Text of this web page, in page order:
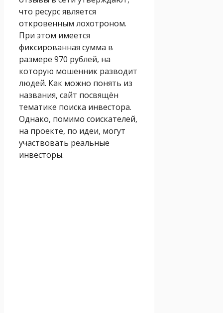
что ресурс является
откровенным лохотроном.
При этом имеется
фиксированная сумма в
размере 970 рублей, на
которую мошенник разводит
людей. Как можно понять из
названия, сайт посвящён
тематике поиска инвестора.
Однако, помимо соискателей,
на проекте, по идеи, могут
участвовать реальные
инвесторы.